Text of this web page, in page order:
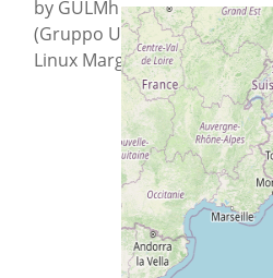
by GULMh
(Gruppo Utenti
Linux Marghine)